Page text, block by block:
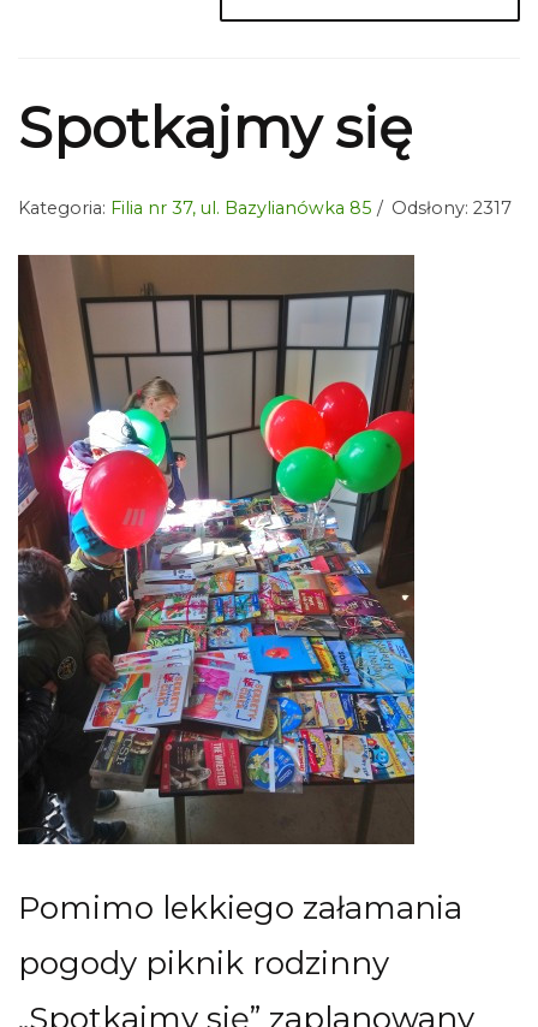
Spotkajmy się
Kategoria: Filia nr 37, ul. Bazylianówka 85 Odsłony: 2317
Pomimo lekkiego załamania
pogody piknik rodzinny
„Spotkajmy się” zaplanowany